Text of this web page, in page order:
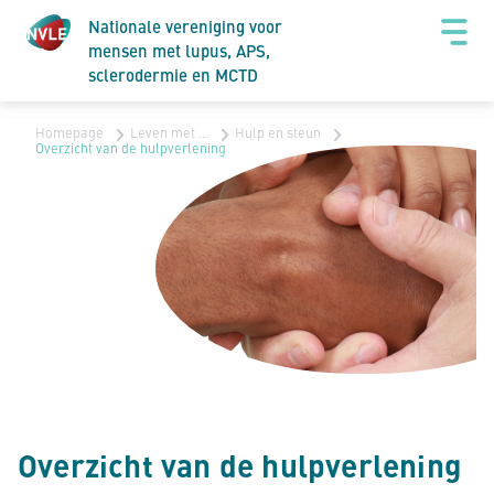
Nationale vereniging voor
mensen met lupus, APS,
sclerodermie en MCTD
Homepage Leven met …
Hulp en steun
Overzicht van de hulpverlening
Overzicht van de hulpverlening